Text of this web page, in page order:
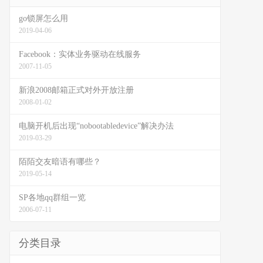
go锁屏怎么用
2019-04-06
Facebook：实体业务驱动在线服务
2007-11-05
新浪2008邮箱正式对外开放注册
2008-01-02
电脑开机后出现“nobootabledevice”解决办法
2019-03-29
陌陌交友暗语有哪些？
2019-05-14
SP各地qq群组一览
2006-07-11
分类目录